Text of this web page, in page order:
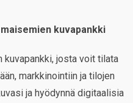
kuvapankki
kuvapankki, josta voit tilata
markkinointiin ja tilojen
ja hyödynnä digitaalisia